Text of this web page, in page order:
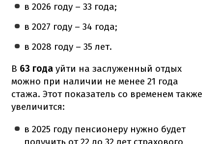
в 2026 году – 33 года;
в 2027 году – 34 года;
в 2028 году – 35 лет.
В 63 года уйти на заслуженный отдых
можно при наличии не менее 21 года
стажа. Этот показатель со временем также
увеличится:
в 2025 году пенсионеру нужно будет
получить от 22 до 32 лет страхового